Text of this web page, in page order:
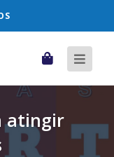
Carrinho
atingir